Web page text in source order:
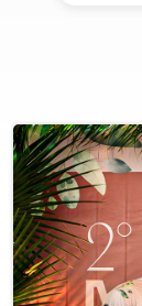
Consultor,
aumentar
comerciais
Negócios
do